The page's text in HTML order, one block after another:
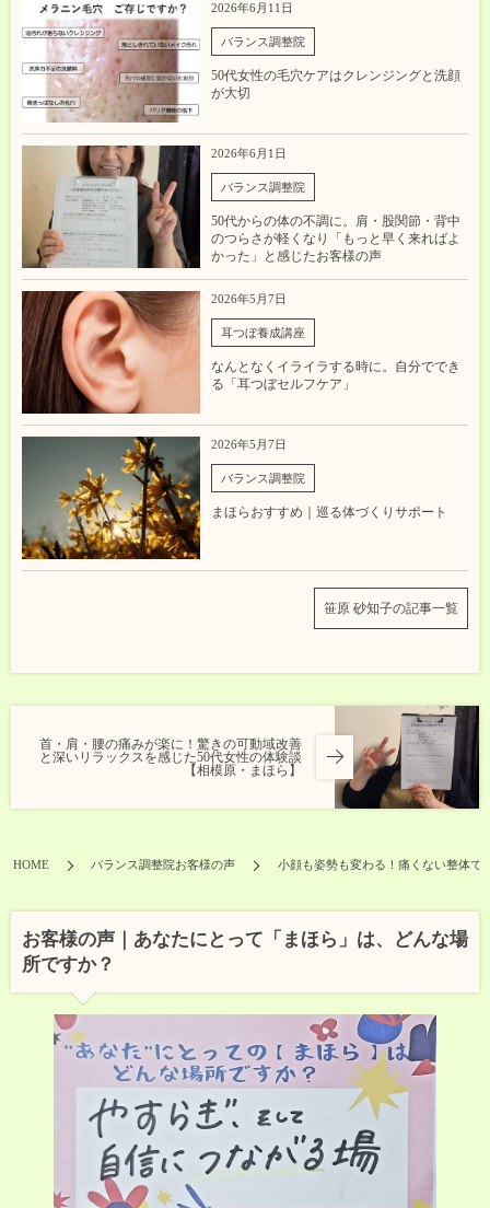
2026年6月11日
バランス調整院
50代女性の毛穴ケアはクレンジングと洗顔
が大切
2026年6月1日
バランス調整院
50代からの体の不調に。肩・股関節・背中
のつらさが軽くなり「もっと早く来ればよ
かった」と感じたお客様の声
2026年5月7日
耳つぼ養成講座
なんとなくイライラする時に。自分ででき
る「耳つぼセルフケア」
2026年5月7日
バランス調整院
まほらおすすめ｜巡る体づくりサポート
笹原 砂知子の記事一覧
首・肩・腰の痛みが楽に！驚きの可動域改善
と深いリラックスを感じた50代女性の体験談
【相模原・まほら】
HOME バランス調整院お客様の声 小顔も姿勢も変わる！痛くない整体で
お客様の声｜あなたにとって「まほら」は、どんな場
所ですか？